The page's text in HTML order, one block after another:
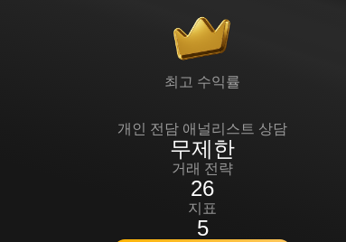
최고 수익률
개인 전담 애널리스트 상담
무제한
거래 전략
26
지표
5